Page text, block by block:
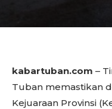
kabartuban.com –
Tuban memastikan
Kejuaraan Provinsi